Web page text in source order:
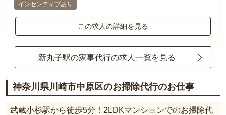
インセンティブあり
この求人の詳細を見る
新丸子駅の家事代行の求人一覧を見る
神奈川県川崎市中原区のお掃除代行のお仕事
武蔵小杉駅から徒歩5分！2LDKマンションでのお掃除代